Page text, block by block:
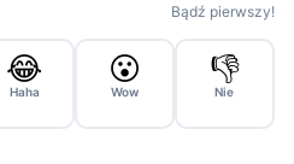
Bądź pierwszy!
😂
Haha
😮
Wow
👎
Nie